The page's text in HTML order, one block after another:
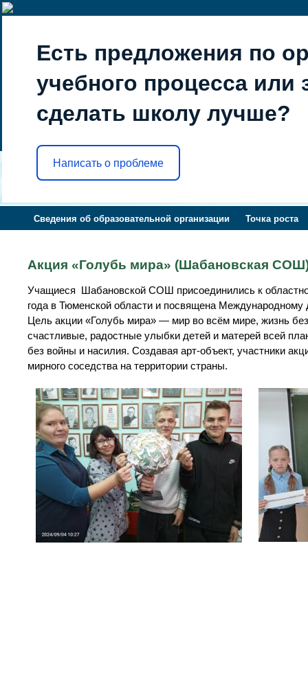
Есть предложения по
учебного процесса или
сделать школу лучше?
Написать о проблеме
Сведения об образовательной организации Точка роста
Акция «Голубь мира» (Шабановская
Учащиеся Шабановской СОШ присоединились к
года в Тюменской области и посвящена
Цель акции «Голубь мира» — мир во всём мире, жизнь без
счастливые, радостные улыбки детей и матерей всей
без войны и насилия. Создавая арт-объект, участники
мирного соседства на территории страны.